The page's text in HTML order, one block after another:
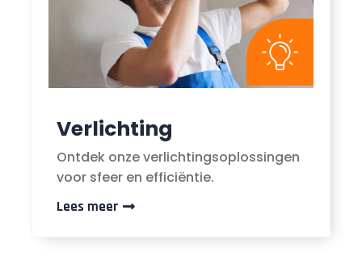
Verlichting
Ontdek onze verlichtingsoplossingen
voor sfeer en efficiëntie.
Lees meer